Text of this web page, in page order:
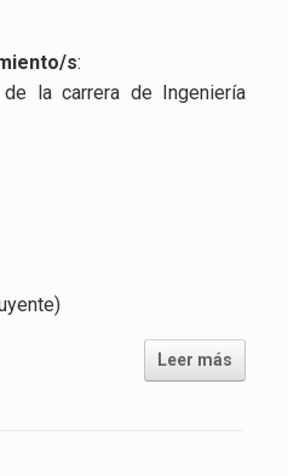
s:
la carrera de Ingeniería
Leer más